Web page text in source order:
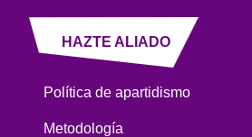
HAZTE ALIADO
Política de apartidismo
Metodología